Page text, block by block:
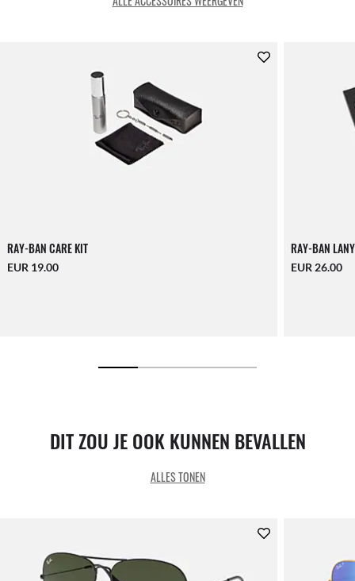
RAY-BAN CARE KIT
EUR 19.00
RAY-BAN
EUR 26.00
DIT ZOU JE OOK KUNNEN BEVALLEN
ALLES TONEN